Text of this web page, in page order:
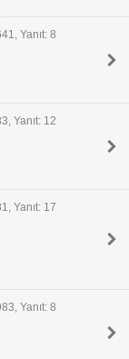
Yanıt: 8
Yanıt: 12
Yanıt: 17
Yanıt: 8